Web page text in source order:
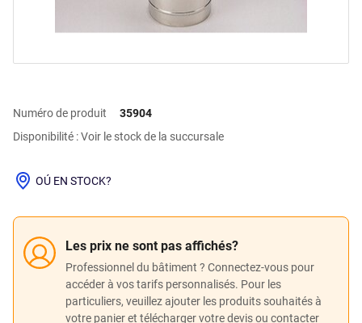
Numéro de produit
35904
Disponibilité : Voir le stock de la succursale
Les prix ne sont pas affichés?
Professionnel du bâtiment ? Connectez-vous pour
accéder à vos tarifs personnalisés. Pour les
particuliers, veuillez ajouter les produits souhaités à
votre panier et télécharger votre devis ou contacter
OÚ EN STOCK?